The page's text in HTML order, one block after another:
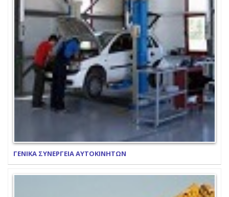
ΓΕΝΙΚΑ ΣΥΝΕΡΓΕΙΑ ΑΥΤΟΚΙΝΗΤΩΝ